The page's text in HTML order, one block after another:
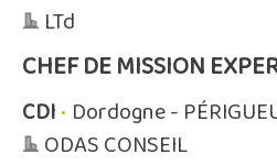
LTd
CHEF DE MISSION
CDI• Dordogne -
ODAS CONSEIL